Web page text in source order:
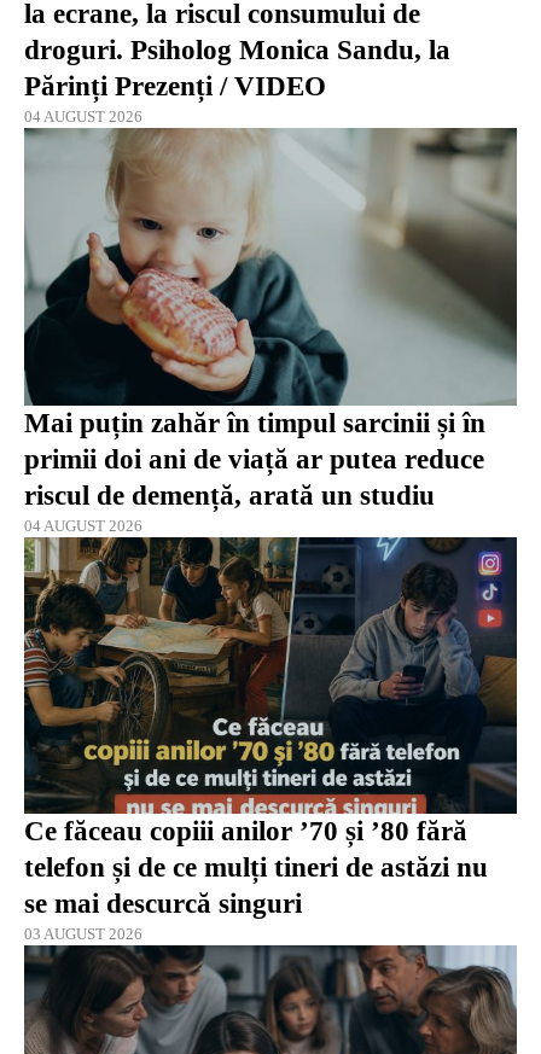
la ecrane, la riscul consumului de
droguri. Psiholog Monica Sandu, la
Părinți Prezenți / VIDEO
04 AUGUST 2026
Mai puțin zahăr în timpul sarcinii și în
primii doi ani de viață ar putea reduce
riscul de demență, arată un studiu
04 AUGUST 2026
Ce făceau copiii anilor ’70 și ’80 fără
telefon și de ce mulți tineri de astăzi nu
se mai descurcă singuri
03 AUGUST 2026